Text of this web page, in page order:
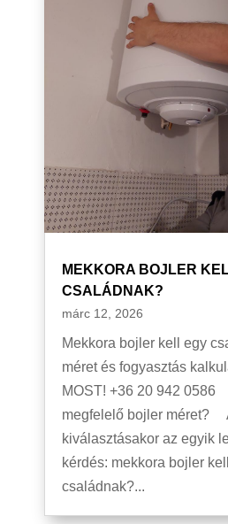
MEKKORA BOJLER
CSALÁDNAK?
márc 12, 2026
Mekkora bojler kell egy
méret és fogyasztás
MOST! +36 20 942
megfelelő bojler méret?
kiválasztásakor az egyik
kérdés: mekkora bojler
családnak?...